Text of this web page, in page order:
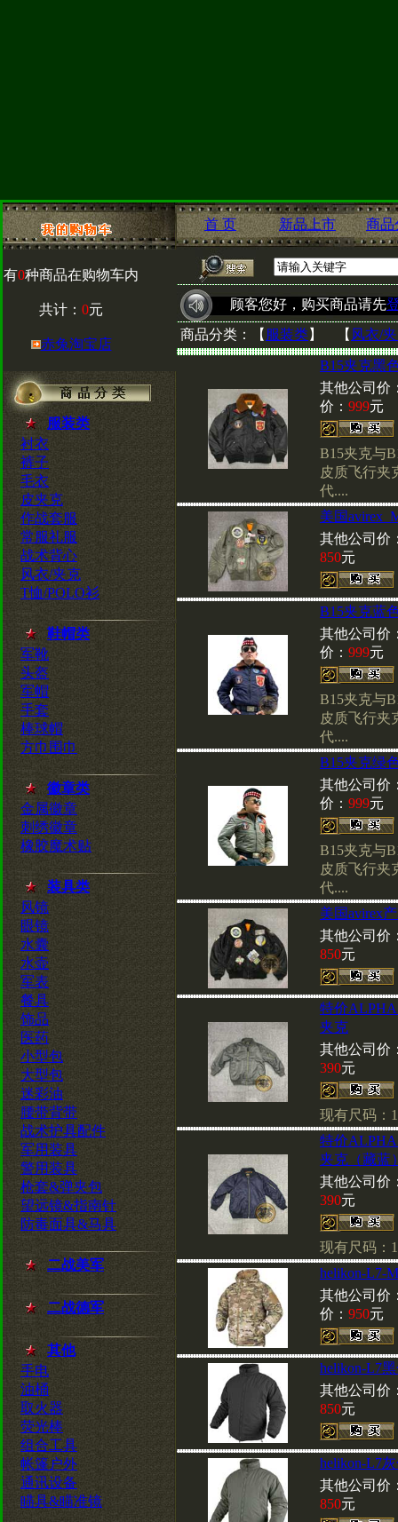
有0种商品在购物车内
共计： 0元
赤兔淘宝店
服装类
衬衣
裤子
毛衣
皮夹克
作战套服
常服礼服
战术背心
风衣/夹克
T恤/POLO衫
鞋帽类
军靴
头盔
军帽
手套
棒球帽
方巾围巾
徽章类
金属徽章
刺绣徽章
橡胶魔术贴
装具类
风镜
眼镜
水囊
水壶
军表
餐具
饰品
医药
小型包
大型包
迷彩油
腰带背带
战术护具配件
军用装具
警用装具
枪套&弹夹包
望远镜&指南针
防毒面具&马具
二战美军
二战德军
其他
手电
油桶
取火器
荧光棒
组合工具
帐篷户外
通讯设备
瞄具&瞄准镜
首 页 新品上市 商品
顾客您好，购买商品请先
商品分类：
【 服装类】 【 风衣/
B15夹克黑
其他公司价
价： 999元
B15夹克与
皮质飞行夹
代....
美国
其他公司价
850元
B15夹克蓝
其他公司价
价： 999元
B15夹克与
皮质飞行夹
代....
B15夹克绿
其他公司价
价： 999元
B15夹克与
皮质飞行夹
代....
美国avirex
其他公司价
850元
特价
夹克
其他公司价
390元
现有尺码：
特价
夹克（藏蓝
其他公司价
390元
现有尺码：
helikon-L7-
其他公司价
价： 950元
helikon-L7
其他公司价
850元
helikon-L7
其他公司价
850元